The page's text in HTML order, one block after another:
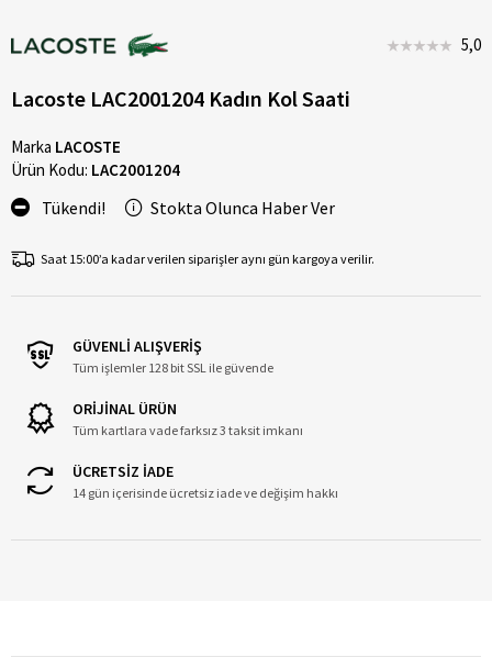
5,0
Lacoste LAC2001204 Kadın Kol Saati
Marka LACOSTE
Ürün Kodu: LAC2001204
Tükendi! Stokta Olunca Haber Ver
Saat 15:00’a kadar verilen siparişler aynı gün kargoya verilir.
GÜVENLİ ALIŞVERİŞ
Tüm işlemler 128 bit SSL ile güvende
ORİJİNAL ÜRÜN
Tüm kartlara vade farksız 3 taksit imkanı
ÜCRETSİZ İADE
14 gün içerisinde ücretsiz iade ve değişim hakkı